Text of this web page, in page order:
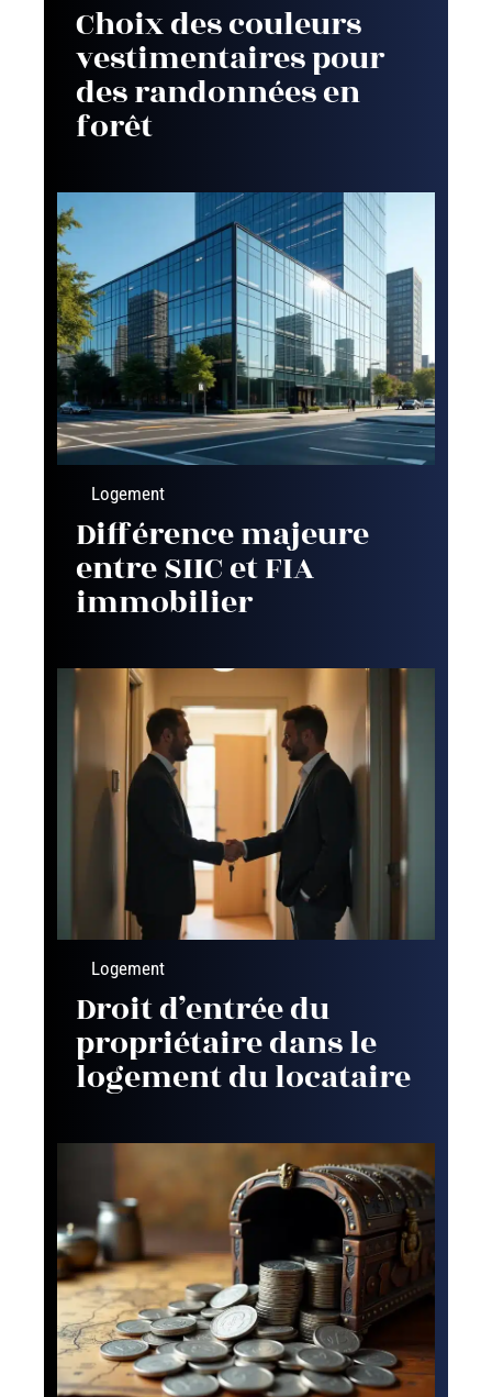
Choix des couleurs
vestimentaires pour
des randonnées en
forêt
Logement
Différence majeure
entre SIIC et FIA
immobilier
Logement
Droit d’entrée du
propriétaire dans le
logement du locataire